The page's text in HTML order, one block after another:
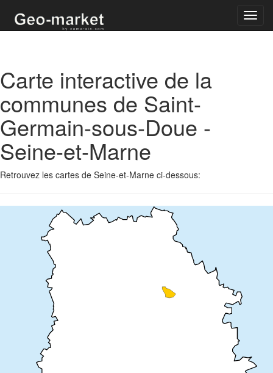
Carte interactive de la
communes de Saint-
Germain-sous-Doue -
Seine-et-Marne
Retrouvez les cartes de Seine-et-Marne ci-dessous: